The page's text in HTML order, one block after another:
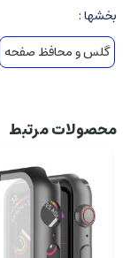
بخشها :
گلس و محافظ صفحه
محصولات مرتبط